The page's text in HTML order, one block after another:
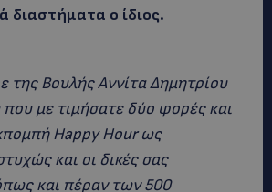
διαστήματα ο ίδιος.
της Βουλής Αννίτα Δημητρίου
με τιμήσατε δύο φορές και
Happy Hour ως
και οι δικές σας
και πέραν των 500